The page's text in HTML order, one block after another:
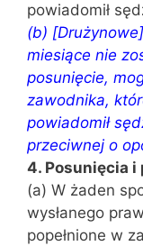
powiadomił
(b)
miesiące nie
posunięcie,
zawodnika,
powiadomił
przeciwnej o
4. Posunięcia
(a) W żaden
wysłanego
popełnione w